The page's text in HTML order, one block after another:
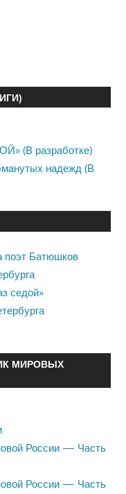
(В разработке)
надежд (В
поэт Батюшков
седой»
МИРОВЫХ
России — Часть
России — Часть